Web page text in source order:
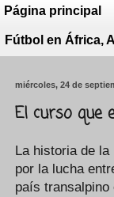
Página principal
Fútbol en África,
miércoles, 24 de
El curso que
La historia de
por la lucha
país transalpino